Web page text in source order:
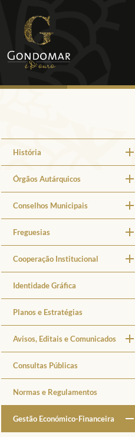
História
Órgãos Autárquicos
Conselhos Municipais
Freguesias
Cooperação Institucional
Identidade Gráfica
Planos e Estratégias
Avisos, Editais e Comunicados
Consultas Públicas
Normas e Regulamentos
Gestão Económico-Financeira